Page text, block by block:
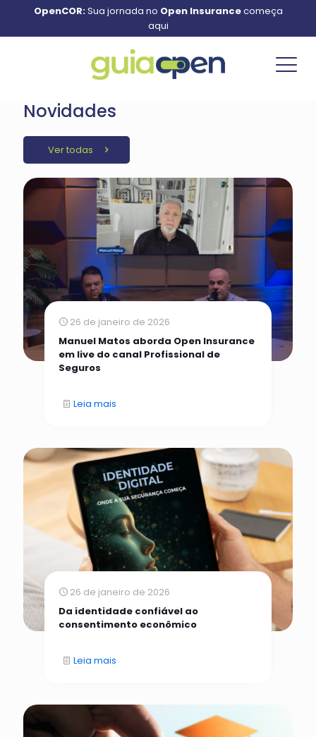
OpenCOR:Sua jornada no Open Insurancecomeça
aqui
Novidades
Ver todas
26 de janeiro de 2026
Manuel Matos aborda Open Insurance
em live do canal Profissional de
Seguros
Leia mais
26 de janeiro de 2026
Da identidade confiável ao
consentimento econômico
Leia mais